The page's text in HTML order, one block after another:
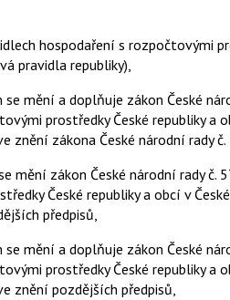
hospodaření s rozpočtovými
pravidla republiky),
mění a doplňuje zákon České
prostředky České republiky a
znění zákona České národní rady
mění zákon České národní rady č.
České republiky a obcí v
předpisů,
mění a doplňuje zákon České
prostředky České republiky a
znění pozdějších předpisů,